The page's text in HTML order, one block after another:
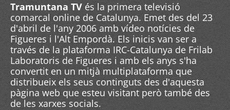
Tramuntana TV és la primera televisió
comarcal online de Catalunya. Emet des del 23
d'abril de l'any 2006 amb vídeo notícies de
Figueres i l'Alt Empordà. Els inicis van ser a
través de la plataforma IRC-Catalunya de Frilab
Laboratoris de Figueres i amb els anys s'ha
convertit en un mitjà multiplataforma que
distribueix els seus continguts des d'aquesta
pàgina web que esteu visitant però també des
de les xarxes socials.